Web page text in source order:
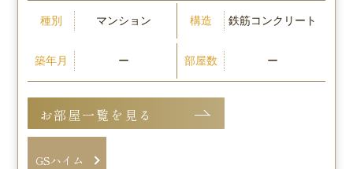
種別 マンション 構造 鉄筋コンクリート
築年月 ー 部屋数 ー
お部屋一覧を見る
GSハイム